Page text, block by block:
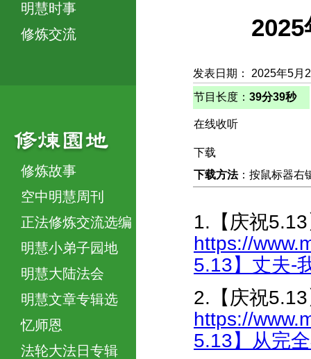
明慧时事
修炼交流
修炼故事
空中明慧周刊
正法修炼交流选编
明慧小弟子园地
明慧大陆法会
明慧文章专辑选
忆师恩
法轮大法日专辑
发表日期： 2025年5月
节目长度： 39分39秒
在线收听
下载
下载方法：按鼠标器右
1.【庆祝
https://
5.13】丈夫-
2.【庆祝
https://
5.13】从完